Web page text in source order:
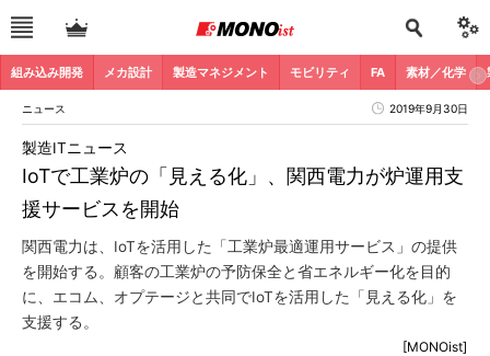
組み込み開発 メカ設計 製造マネジメント モビリティ FA 素材／化学
ニュース 2019年9月30日
IoTで工業炉の「見える化」、関西電力が炉運用支
援サービスを開始
製造ITニュース
関西電力は、IoTを活用した「工業炉最適運用サービス」の提供
を開始する。顧客の工業炉の予防保全と省エネルギー化を目的
に、エコム、オプテージと共同でIoTを活用した「見える化」を
支援する。
[MONOist]